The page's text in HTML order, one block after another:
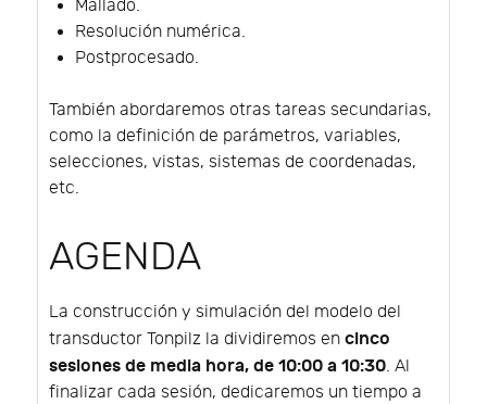
Mallado.
Resolución numérica.
Postprocesado.
También abordaremos otras tareas secundarias,
como la definición de parámetros, variables,
selecciones, vistas, sistemas de coordenadas,
etc.
AGENDA
La construcción y simulación del modelo del
transductor Tonpilz la dividiremos en cinco
sesiones de media hora, de 10:00 a 10:30. Al
finalizar cada sesión, dedicaremos un tiempo a